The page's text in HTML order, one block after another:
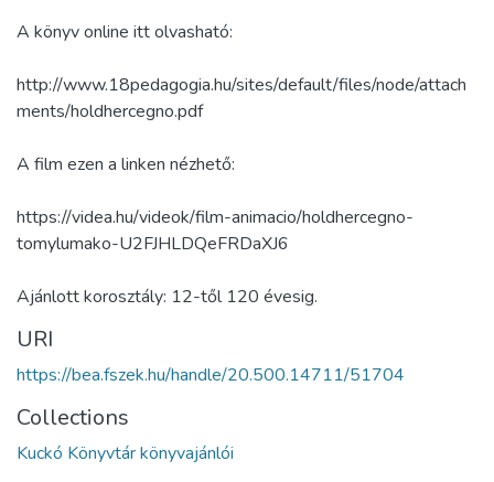
A könyv online itt olvasható:
http://www.18pedagogia.hu/sites/default/files/node/attach
ments/holdhercegno.pdf
A film ezen a linken nézhető:
https://videa.hu/videok/film-animacio/holdhercegno-
tomylumako-U2FJHLDQeFRDaXJ6
Ajánlott korosztály: 12-től 120 évesig.
URI
https://bea.fszek.hu/handle/20.500.14711/51704
Collections
Kuckó Könyvtár könyvajánlói